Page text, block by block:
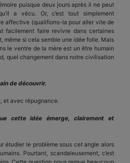
puisque deux jours après il ne peut
a vécu. Or, c’est tout simplement
affective (qualifions-la pour aller vite de
facilement faire revivre dans certaines
même si cela semble une idée folle. Mais
le ventre de la mère est un être humain
quel changement dans notre civilisation
de découvrir.
et avec répugnance.
cette idée émerge, clairement et
étudier le problème sous cet angle alors
Pourtant, scandaleusement, c’est